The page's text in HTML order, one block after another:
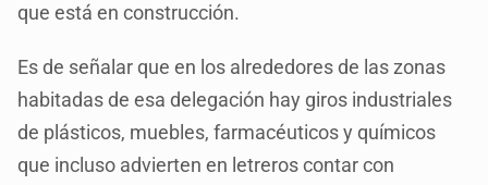
que está en construcción.
Es de señalar que en los alrededores de las zonas
habitadas de esa delegación hay giros industriales
de plásticos, muebles, farmacéuticos y químicos
que incluso advierten en letreros contar con